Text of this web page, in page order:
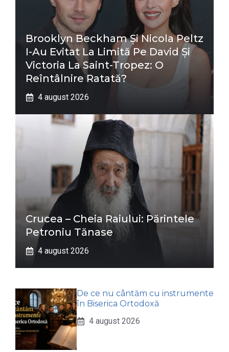
Brooklyn Beckham Și Nicola Peltz
I-Au Evitat La Limită Pe David Și
Victoria La Saint-Tropez: O
Reîntâlnire Ratată?
4 august 2026
Crucea – Cheia Raiului: Părintele
Petroniu Tănase
4 august 2026
De ce nu cântăm cu instrumente
în Biserica Ortodoxă
4 august 2026